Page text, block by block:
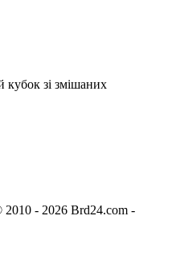
зі змішаних
2010 - 2026 Brd24.com -